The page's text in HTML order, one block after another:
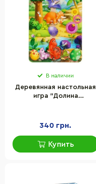
В наличии
Деревянная настольная
игра "Долина
липучках
340 грн.
Купить